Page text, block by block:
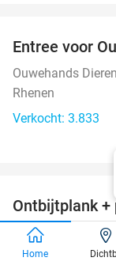
Entree voor
Ouwehands
Rhenen
Verkocht: 3.833
Ontbijtplank +
gangenlunch
Smaak
Home